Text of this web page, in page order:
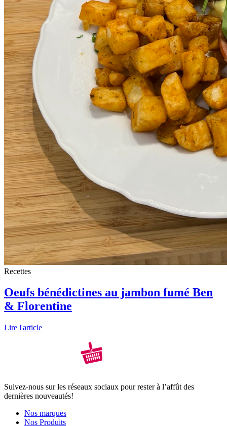
Recettes
Oeufs bénédictines au jambon fumé Ben
& Florentine
Lire l'article
Suivez-nous sur les réseaux sociaux pour rester à l’affût des
dernières nouveautés!
Nos marques
Nos Produits